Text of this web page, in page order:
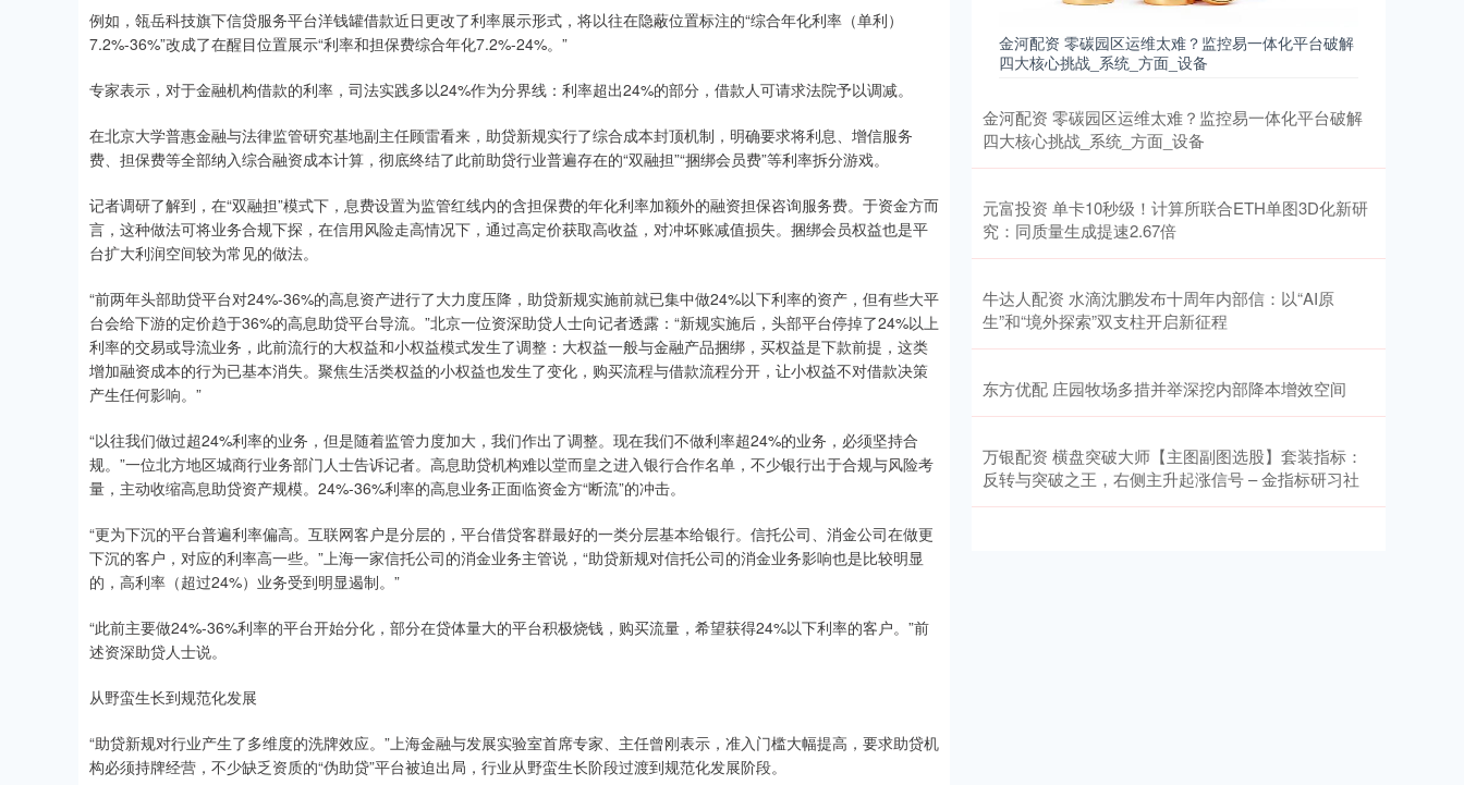
例如，瓴岳科技旗下信贷服务平台洋钱罐借款近日更改了利率展示形式，将以往在隐蔽位置标注的“综合年化利率（单利）
7.2%-36%”改成了在醒目位置展示“利率和担保费综合年化7.2%-24%。”
专家表示，对于金融机构借款的利率，司法实践多以24%作为分界线：利率超出24%的部分，借款人可请求法院予以调减。
在北京大学普惠金融与法律监管研究基地副主任顾雷看来，助贷新规实行了综合成本封顶机制，明确要求将利息、增信服务
费、担保费等全部纳入综合融资成本计算，彻底终结了此前助贷行业普遍存在的“双融担”“捆绑会员费”等利率拆分游戏。
记者调研了解到，在“双融担”模式下，息费设置为监管红线内的含担保费的年化利率加额外的融资担保咨询服务费。于资金方而
言，这种做法可将业务合规下探，在信用风险走高情况下，通过高定价获取高收益，对冲坏账减值损失。捆绑会员权益也是平
台扩大利润空间较为常见的做法。
“前两年头部助贷平台对24%-36%的高息资产进行了大力度压降，助贷新规实施前就已集中做24%以下利率的资产，但有些大平
台会给下游的定价趋于36%的高息助贷平台导流。”北京一位资深助贷人士向记者透露：“新规实施后，头部平台停掉了24%以上
利率的交易或导流业务，此前流行的大权益和小权益模式发生了调整：大权益一般与金融产品捆绑，买权益是下款前提，这类
增加融资成本的行为已基本消失。聚焦生活类权益的小权益也发生了变化，购买流程与借款流程分开，让小权益不对借款决策
产生任何影响。”
“以往我们做过超24%利率的业务，但是随着监管力度加大，我们作出了调整。现在我们不做利率超24%的业务，必须坚持合
规。”一位北方地区城商行业务部门人士告诉记者。高息助贷机构难以堂而皇之进入银行合作名单，不少银行出于合规与风险考
量，主动收缩高息助贷资产规模。24%-36%利率的高息业务正面临资金方“断流”的冲击。
“更为下沉的平台普遍利率偏高。互联网客户是分层的，平台借贷客群最好的一类分层基本给银行。信托公司、消金公司在做更
下沉的客户，对应的利率高一些。”上海一家信托公司的消金业务主管说，“助贷新规对信托公司的消金业务影响也是比较明显
的，高利率（超过24%）业务受到明显遏制。”
“此前主要做24%-36%利率的平台开始分化，部分在贷体量大的平台积极烧钱，购买流量，希望获得24%以下利率的客户。”前
述资深助贷人士说。
从野蛮生长到规范化发展
“助贷新规对行业产生了多维度的洗牌效应。”上海金融与发展实验室首席专家、主任曾刚表示，准入门槛大幅提高，要求助贷机
构必须持牌经营，不少缺乏资质的“伪助贷”平台被迫出局，行业从野蛮生长阶段过渡到规范化发展阶段。
金河配资 零碳园区运维太难？监控易一体化平台破解
四大核心挑战_系统_方面_设备
金河配资 零碳园区运维太难？监控易一体化平台破解
四大核心挑战_系统_方面_设备
元富投资 单卡10秒级！计算所联合ETH单图3D化新研
究：同质量生成提速2.67倍
牛达人配资 水滴沈鹏发布十周年内部信：以“AI原
生”和“境外探索”双支柱开启新征程
东方优配 庄园牧场多措并举深挖内部降本增效空间
万银配资 横盘突破大师【主图副图选股】套装指标：
反转与突破之王，右侧主升起涨信号 – 金指标研习社